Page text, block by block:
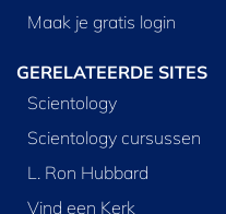
Maak je gratis login
GERELATEERDE SITES
Scientology
Scientology cursussen
L. Ron Hubbard
Vind een Kerk